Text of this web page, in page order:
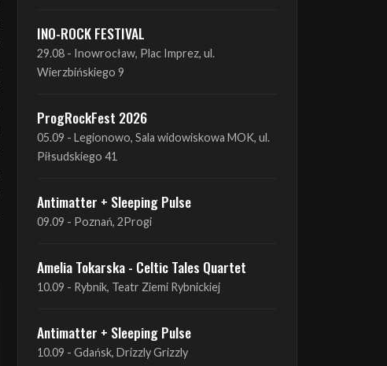
ProgRockFest 2026
05.09 - Legionowo, Sala widowiskowa MOK, ul.
Antimatter + Sleeping Pulse
09.09 - Poznań, 2Progi
Amelia Tokarska - Celtic Tales Quartet
10.09 - Rybnik, Teatr Ziemi Rybnickiej
Antimatter + Sleeping Pulse
10.09 - Gdańsk, Drizzly Grizzly
Antimatter + Sleeping Pulse
11.09 - Warszawa, VooDoo Club